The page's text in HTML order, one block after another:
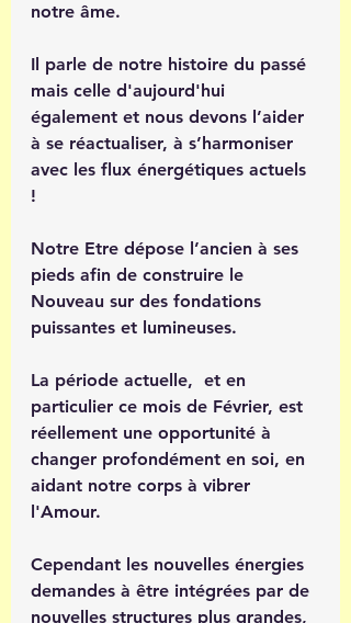
notre âme.
Il parle de notre histoire du passé
mais celle d'aujourd'hui
également et nous devons l’aider
à se réactualiser, à s’harmoniser
avec les flux énergétiques actuels
!
Notre Etre dépose l’ancien à ses
pieds afin de construire le
Nouveau sur des fondations
puissantes et lumineuses.
La période actuelle,  et en
particulier ce mois de Février, est
réellement une opportunité à
changer profondément en soi, en
aidant notre corps à vibrer
l'Amour.
Cependant les nouvelles énergies
demandes à être intégrées par de
nouvelles structures plus grandes,